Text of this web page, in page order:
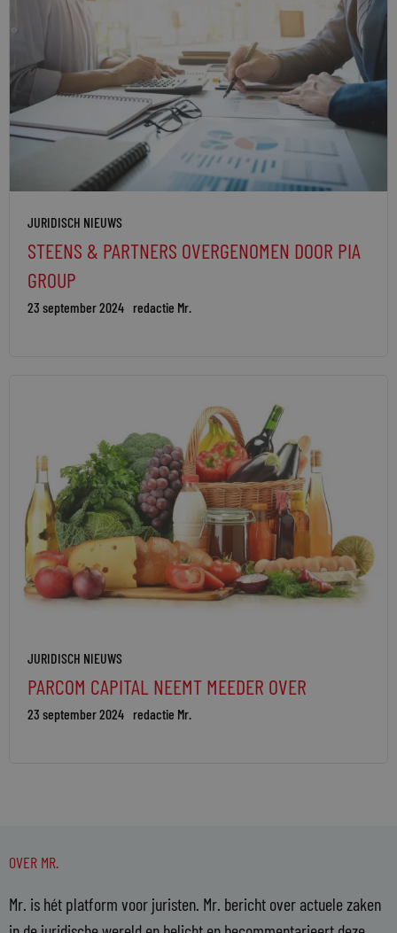
JURIDISCH NIEUWS
STEENS & PARTNERS OVERGENOMEN DOOR PIA
GROUP
23 september 2024 redactie Mr.
JURIDISCH NIEUWS
PARCOM CAPITAL NEEMT MEEDER OVER
23 september 2024 redactie Mr.
OVER MR.
Mr. is hét platform voor juristen. Mr. bericht over actuele zaken